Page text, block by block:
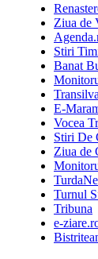
Ziua de
Stiri
Banat
E-
Vocea
Stiri De
Ziua de
Turnul
Tribuna
e-